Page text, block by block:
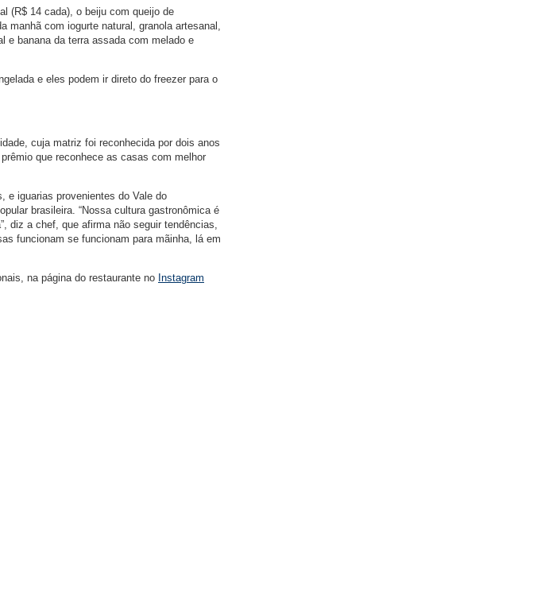
(R$ 14 cada), o beiju com queijo de
manhã com iogurte natural, granola artesanal,
e banana da terra assada com melado e
e eles podem ir direto do freezer para o
cuja matriz foi reconhecida por dois anos
que reconhece as casas com melhor
e iguarias provenientes do Vale do
brasileira. “Nossa cultura gastronômica é
diz a chef, que afirma não seguir tendências,
funcionam se funcionam para mãinha, lá em
na página do restaurante no Instagram